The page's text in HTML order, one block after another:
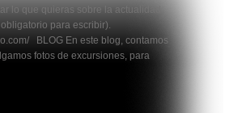
lo que quieras sobre la actualidad
para escribir).
BLOG En este blog, contamos
fotos de excursiones, para